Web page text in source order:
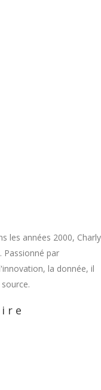
les années 2000, Charly
Passionné par
la donnée, il